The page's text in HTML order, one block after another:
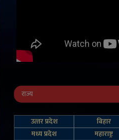
राज्य
उत्‍तर प्रदेश बिहार
मध्य प्रदेश
महाराष्ट्र